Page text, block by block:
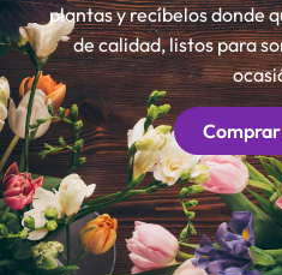
plantas y recíbelos donde
de calidad, listos para